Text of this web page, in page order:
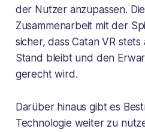
der Nutzer anzupassen.
Zusammenarbeit mit der
sicher, dass Catan VR
Stand bleibt und den
gerecht wird.
Darüber hinaus gibt es
Technologie weiter zu